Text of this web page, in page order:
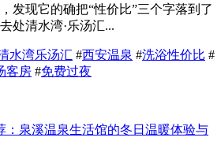
发现它的确把“性价比”三个字落到了
处清水湾·乐汤汇...
水湾乐汤汇 #西安温泉 #洗浴性价比 #
客房 #免费过夜